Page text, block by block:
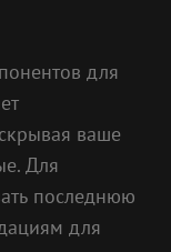
для
ваше
Для
последнюю
для